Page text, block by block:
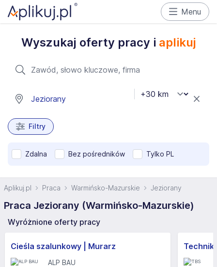
Menu
Wyszukaj oferty pracy i aplikuj
Filtry
Zdalna Bez pośredników Tylko PL
Aplikuj.pl Praca Warmińsko-Mazurskie Jeziorany
Praca Jeziorany (Warmińsko-Mazurskie)
Wyróżnione oferty pracy
Cieśla szalunkowy | Murarz
ALP BAU